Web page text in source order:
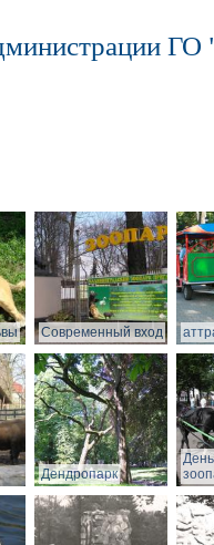
ГО
Современный вход
Дендропарк